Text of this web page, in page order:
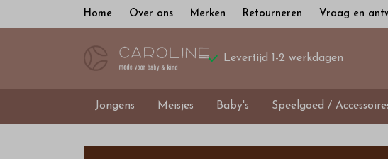
Home Over ons Merken Retourneren Vraag en
Levertijd 1-2 werkdagen
Jongens Meisjes Baby's Speelgoed /
Jurken